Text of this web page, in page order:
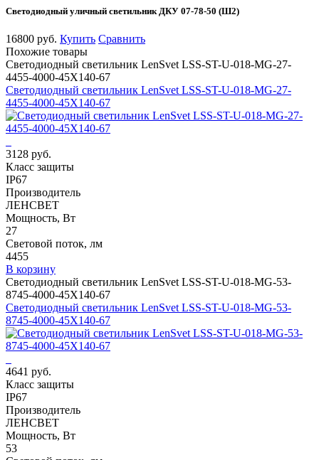
Светодиодный уличный светильник ДКУ 07-78-50 (Ш2)
16800 руб. Купить Сравнить
Похожие товары
Светодиодный светильник LenSvet LSS-ST-U-018-MG-27-
4455-4000-45X140-67
Светодиодный светильник LenSvet LSS-ST-U-018-MG-27-
4455-4000-45X140-67
3128 руб.
Класс защиты
IP67
Производитель
ЛЕНСВЕТ
Мощность, Вт
27
Световой поток, лм
4455
В корзину
Светодиодный светильник LenSvet LSS-ST-U-018-MG-53-
8745-4000-45X140-67
Светодиодный светильник LenSvet LSS-ST-U-018-MG-53-
8745-4000-45X140-67
4641 руб.
Класс защиты
IP67
Производитель
ЛЕНСВЕТ
Мощность, Вт
53